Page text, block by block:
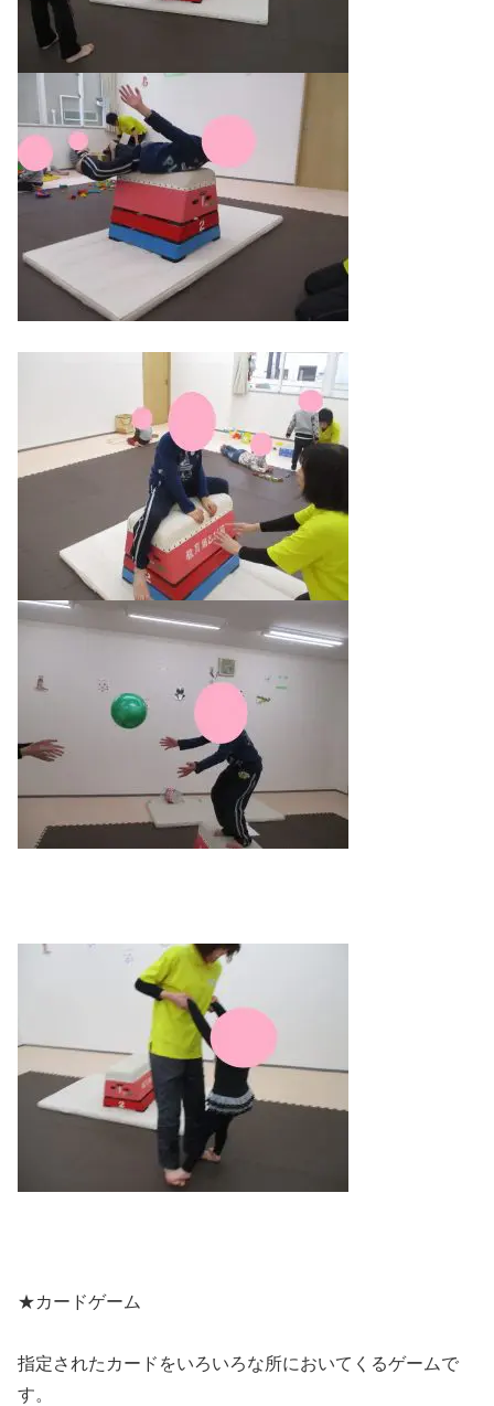
★カードゲーム
指定されたカードをいろいろな所においてくるゲームで
す。